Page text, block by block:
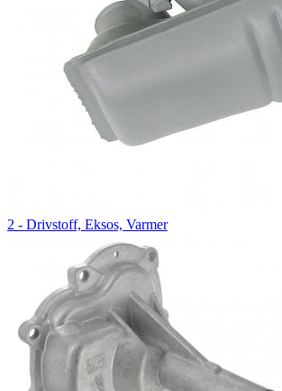
2 - Drivstoff, Eksos, Varmer